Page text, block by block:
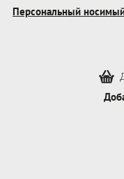
Персональный